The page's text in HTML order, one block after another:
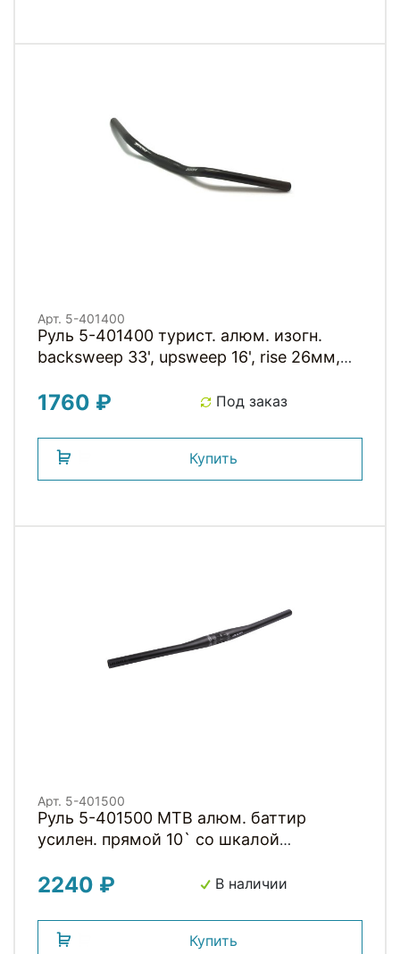
Арт. 5-401400
Руль 5-401400 турист. алюм. изогн.
backsweep 33', upsweep 16', rise 26мм,
черный матовый City/Trekking bar 590
1760 ₽ Под заказ
Купить
Арт. 5-401500
Руль 5-401500 MTB алюм. баттир
усилен. прямой 10` со шкалой
200BTFOV(ISO-M) мат.черный на блист.
2240 ₽ В наличии
Купить